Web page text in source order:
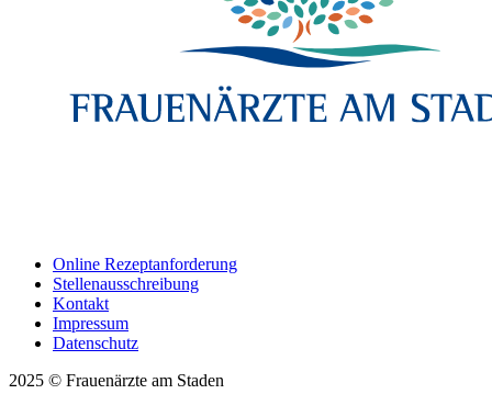
Online Rezeptanforderung
Stellenausschreibung
Kontakt
Impressum
Datenschutz
2025 © Frauenärzte am Staden